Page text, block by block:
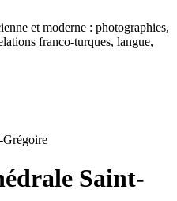
et moderne : photographies,
franco-turques, langue,
Grégoire
Saint-